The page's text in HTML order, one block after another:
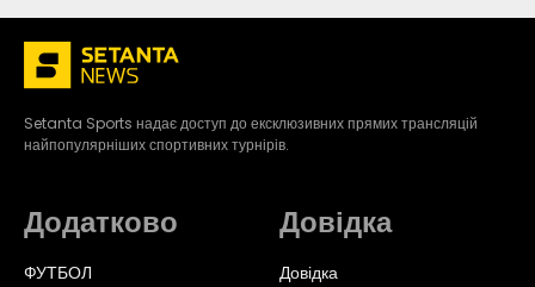
Setanta Sports надає доступ до ексклюзивних прямих трансляцій
найпопулярніших спортивних турнірів.
Додатково
ФУТБОЛ
Довідка
Довідка